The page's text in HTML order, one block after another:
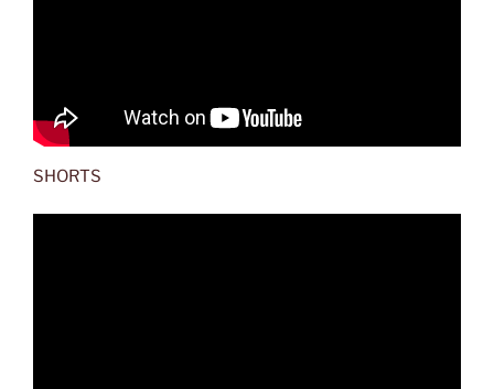
SHORTS